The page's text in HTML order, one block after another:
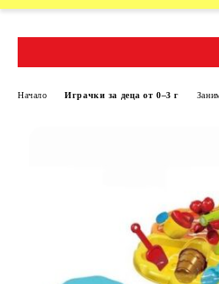
Начало Играчки за деца от 0–3 г